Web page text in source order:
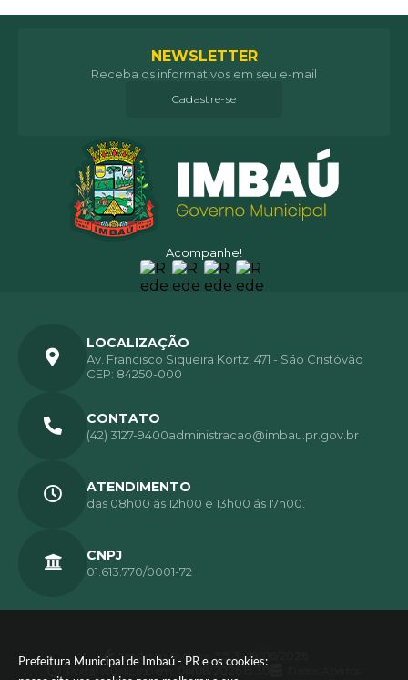
Prefeitura Municipal de Imbaú - PR e os cookies:
Acompanhe!
NEWSLETTER
Receba os informativos em seu e-mail
Cadastre-se
LOCALIZAÇÃO
Av. Francisco Siqueira Kortz, 471 - São Cristóvão
CEP: 84250-000
CONTATO
(42) 3127-9400administracao@imbau.pr.gov.br
ATENDIMENTO
das 08h00 ás 12h00 e 13h00 ás 17h00.
CNPJ
01.613.770/0001-72
Versão do Sistema:
3.5.3 - 19/06/2026
Portal atualizado em: